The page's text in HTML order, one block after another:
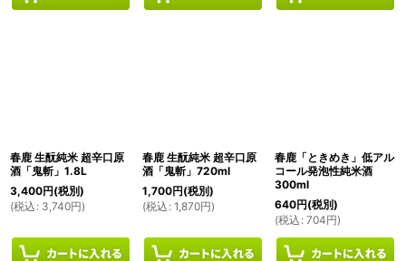
春鹿 生酛純米 超辛口原
酒「鬼斬」1.8L
3,400円(税別)
(税込 : 3,740円)
春鹿 生酛純米 超辛口原
酒「鬼斬」720ml
1,700円(税別)
(税込 : 1,870円)
春鹿「ときめき」低アル
コール発泡性純米酒
300ml
640円(税別)
(税込 : 704円)